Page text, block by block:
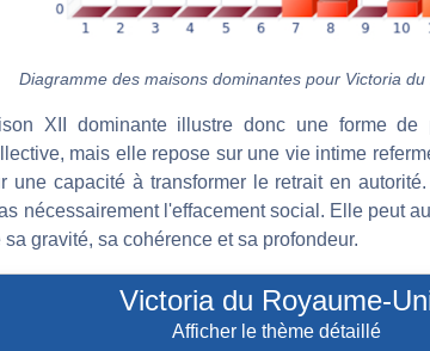
Diagramme des maisons dominantes pour Victoria
XII dominante illustre donc une forme de
mais elle repose sur une vie intime
une capacité à transformer le retrait en
nécessairement l'effacement social. Elle peut
gravité, sa cohérence et sa profondeur.
Victoria du Royaume-
Afficher le thème détaillé